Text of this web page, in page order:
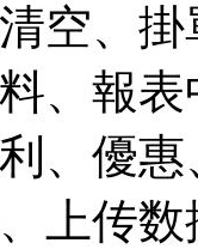
空、
、報
、優
上传